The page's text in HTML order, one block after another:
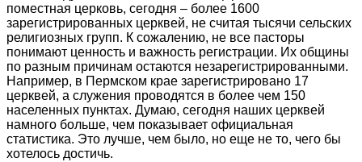
поместная церковь, сегодня – более 1600
зарегистрированных церквей, не считая тысячи сельских
религиозных групп. К сожалению, не все пасторы
понимают ценность и важность регистрации. Их общины
по разным причинам остаются незарегистрированными.
Например, в Пермском крае зарегистрировано 17
церквей, а служения проводятся в более чем 150
населенных пунктах. Думаю, сегодня наших церквей
намного больше, чем показывает официальная
статистика. Это лучше, чем было, но еще не то, чего бы
хотелось достичь.